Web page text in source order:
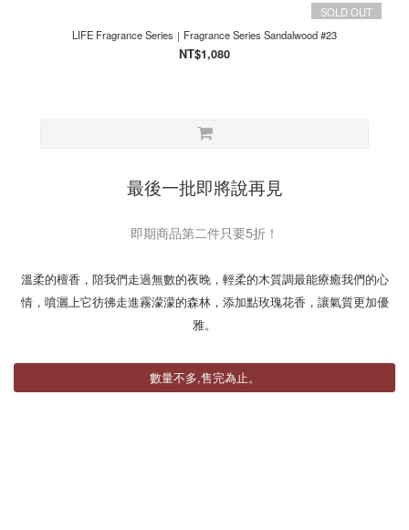
SOLD OUT
LIFE Fragrance Series｜Fragrance Series Sandalwood #23
NT$1,080
最後一批即將說再見
即期商品第二件只要5折！
溫柔的檀香，陪我們走過無數的夜晚，輕柔的木質調最能療癒我們的心
情，噴灑上它彷彿走進霧濛濛的森林，添加點玫瑰花香，讓氣質更加優
雅。
數量不多,售完為止。